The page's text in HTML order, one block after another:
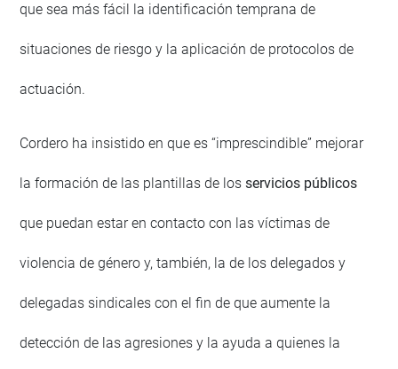
que sea más fácil la identificación temprana de
situaciones de riesgo y la aplicación de protocolos de
actuación.
Cordero ha insistido en que es “imprescindible” mejorar
la formación de las plantillas de losservicios públicos
que puedan estar en contacto con las víctimas de
violencia de género y, también, la de los delegados y
delegadas sindicales con el fin de que aumente la
detección de las agresiones y la ayuda a quienes la